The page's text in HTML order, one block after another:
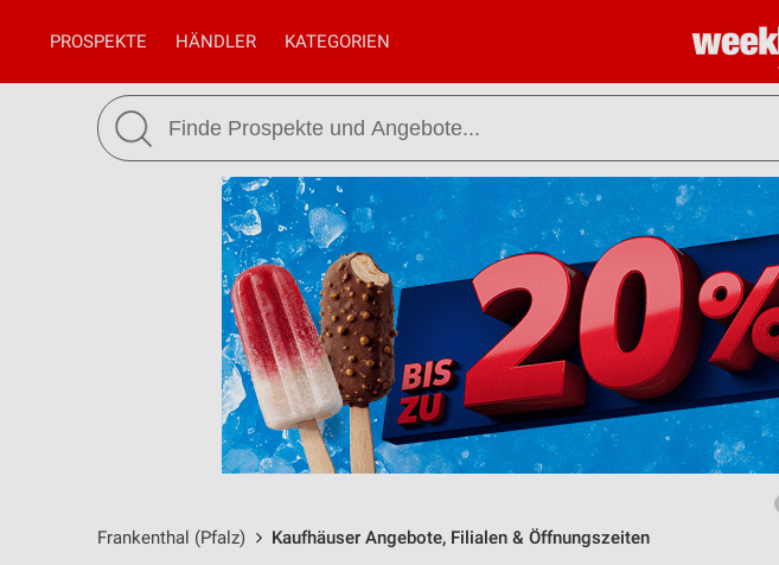
PROSPEKTE HÄNDLER KATEGORIEN
Frankenthal (Pfalz) Kaufhäuser Angebote, Filialen & Öffnungszeiten